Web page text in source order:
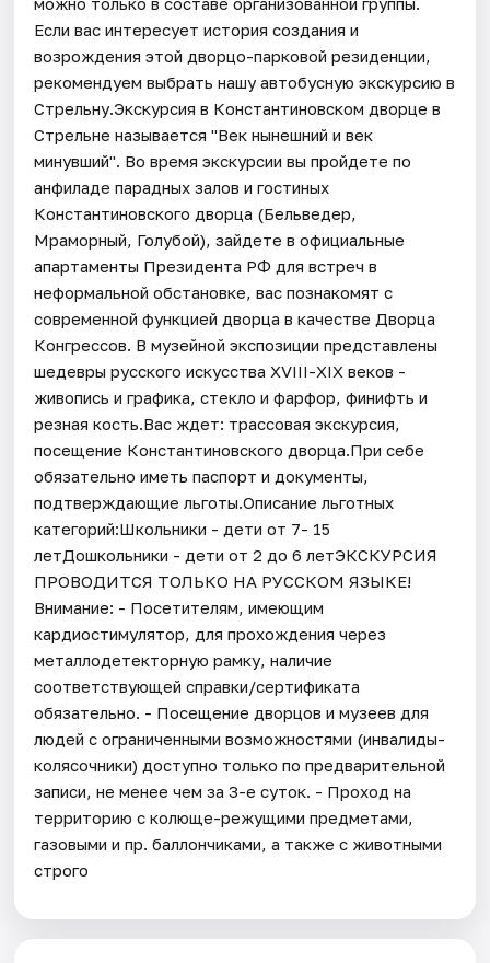
Если вас интересует история создания и
возрождения этой дворцо-парковой резиденции,
рекомендуем выбрать нашу автобусную экскурсию в
Стрельну.Экскурсия в Константиновском дворце в
Стрельне называется "Век нынешний и век
минувший". Во время экскурсии вы пройдете по
анфиладе парадных залов и гостиных
Константиновского дворца (Бельведер,
Мраморный, Голубой), зайдете в официальные
апартаменты Президента РФ для встреч в
неформальной обстановке, вас познакомят с
современной функцией дворца в качестве Дворца
Конгрессов. В музейной экспозиции представлены
шедевры русского искусства XVIII-XIX веков -
живопись и графика, стекло и фарфор, финифть и
резная кость.Вас ждет: трассовая экскурсия,
посещение Константиновского дворца.При себе
обязательно иметь паспорт и документы,
подтверждающие льготы.Описание льготных
категорий:Школьники - дети от 7- 15
летДошкольники - дети от 2 до 6 летЭКСКУРСИЯ
ПРОВОДИТСЯ ТОЛЬКО НА РУССКОМ ЯЗЫКЕ!
Внимание: - Посетителям, имеющим
кардиостимулятор, для прохождения через
металлодетекторную рамку, наличие
соответствующей справки/сертификата
обязательно. - Посещение дворцов и музеев для
людей с ограниченными возможностями (инвалиды-
колясочники) доступно только по предварительной
записи, не менее чем за 3-е суток. - Проход на
территорию с колюще-режущими предметами,
газовыми и пр. баллончиками, а также с животными
строго